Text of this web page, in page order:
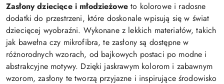
Zasłony dziecięce i młodzieżoweto kolorowe i radosne
dodatki do przestrzeni, które doskonale wpisują się w świat
dziecięcej wyobraźni. Wykonane z lekkich materiałów, takich
jak bawełna czy mikrofibra, te zasłony są dostępne w
różnorodnych wzorach, od bajkowych postaci po modne i
abstrakcyjne motywy. Dzięki jaskrawym kolorom i zabawnym
wzorom, zasłony te tworzą przyjazne i inspirujące środowisko